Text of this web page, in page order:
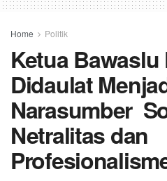
Home Politik
Ketua
Didaulat
Narasumber
Netralitas dan